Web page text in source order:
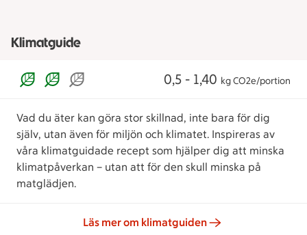
Klimatguide
0,5 - 1,40 kg CO2e/portion
Vad du äter kan göra stor skillnad, inte bara för dig
själv, utan även för miljön och klimatet. Inspireras av
våra klimatguidade recept som hjälper dig att minska
klimatpåverkan – utan att för den skull minska på
matglädjen.
Läs mer om klimatguiden